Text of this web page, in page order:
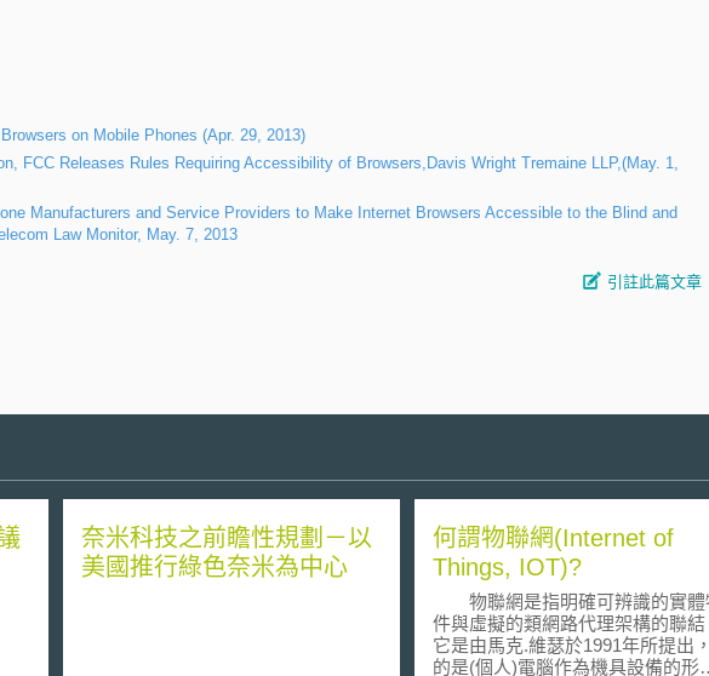
on Mobile Phones (Apr. 29, 2013)
FCC Releases Rules Requiring Accessibility of Browsers,Davis Wright Tremaine LLP,(May. 1,
Manufacturers and Service Providers to Make Internet Browsers Accessible to the Blind and
Law Monitor, May. 7, 2013
引註此篇文章
奈米科技之前瞻性規劃－以
美國推行綠色奈米為中心
何謂物聯網(Internet of
Things, IOT)?
物聯網是指明確可辨識的實體
件與虛擬的類網路代理架構的聯結
它是由馬克.維瑟於1991年所提出
的是(個人)電腦作為機具設備的形